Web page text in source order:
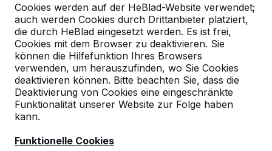
Cookies werden auf der HeBlad-Website verwendet;
auch werden Cookies durch Drittanbieter platziert,
die durch HeBlad eingesetzt werden. Es ist frei,
Cookies mit dem Browser zu deaktivieren. Sie
können die Hilfefunktion Ihres Browsers
verwenden, um herauszufinden, wo Sie Cookies
deaktivieren können. Bitte beachten Sie, dass die
Deaktivierung von Cookies eine eingeschränkte
Funktionalität unserer Website zur Folge haben
kann.
Funktionelle Cookies
Deutschland
Referenties in:Hahnlein
Geen reviews gevonden voor deze
locatie.